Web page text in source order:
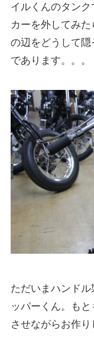
イルくんのタン
カーを外してみ
の辺をどうして
であります。。。
ただいまハンド
ッパーくん。も
させながらお作り